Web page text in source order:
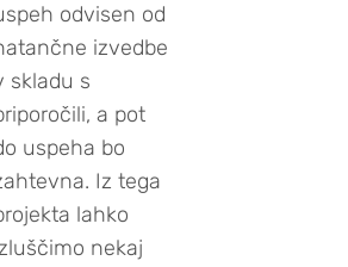
odvisen od
izvedbe
skladu s
a pot
uspeha bo
Iz tega
lahko
nekaj